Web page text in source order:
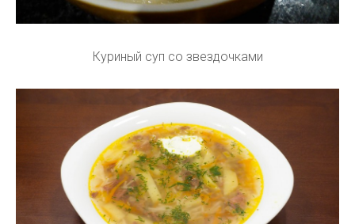
Куриный суп со звездочками